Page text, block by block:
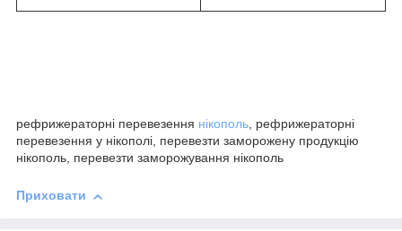
рефрижераторні перевезення нікополь, рефрижераторні
перевезення у нікополі, перевезти заморожену продукцію
нікополь, перевезти заморожування нікополь
Приховати